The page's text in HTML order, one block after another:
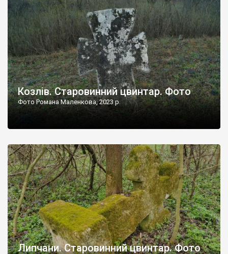
Козлів. Старовинний цвинтар. Фото
Фото Романа Маленкова, 2023 р.
Липчани. Старовинний цвинтар. Фото